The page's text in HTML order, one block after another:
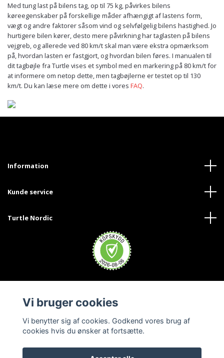
Med tung last på bilens tag, op til 75 kg, påvirkes bilens
køreegenskaber på forskellige måder afhængigt af lastens form,
vægt og andre faktorer såsom vind og selvfølgelig bilens hastighed. Jo
hurtigere bilen kører, desto mere påvirkning har taglasten på bilens
vejgreb, og allerede ved 80 km/t skal man være ekstra opmærksom
på, hvordan lasten er fastgjort, og hvordan bilen føres. I manualen til
dit tagbøjle fra Turtle vises et symbol med en markering på 80 km/t for
at informere om netop dette, men tagbøjlerne er testet op til 130
km/t. Du kan læse mere om dette i vores FAQ.
Information
Kunde service
Turtle Nordic
Vi bruger cookies
Vi benytter sig af cookies. Godkend vores brug af
cookies hvis du ønsker at fortsætte.